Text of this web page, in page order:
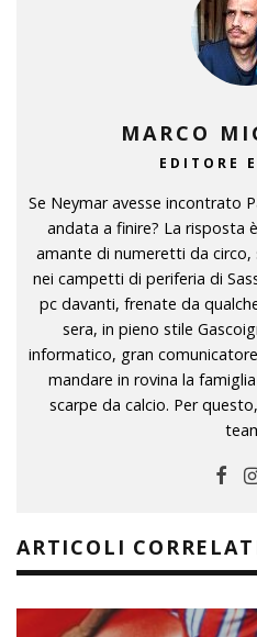
MARCO
EDITORE
Se Neymar avesse incontrato
andata a finire? La risposta
amante di numeretti da
nei campetti di periferia di
pc davanti, frenate da
sera, in pieno stile
informatico, gran
mandare in rovina la
scarpe da calcio. Per
ARTICOLI